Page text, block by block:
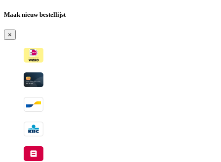
-
verzonden
wanneer
beschikbaar
Maak nieuw bestellijst
×